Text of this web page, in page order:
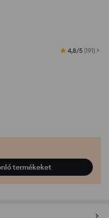
4,8/5 (191)
termékeket